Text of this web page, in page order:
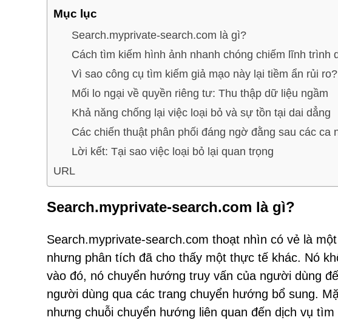
Mục lục
Search.myprivate-search.com là gì?
Cách tìm kiếm hình ảnh nhanh chóng chiếm lĩnh trình
Vì sao công cụ tìm kiếm giả mạo này lại tiềm ẩn rủi ro?
Mối lo ngại về quyền riêng tư: Thu thập dữ liệu ngầm
Khả năng chống lại việc loại bỏ và sự tồn tại dai dẳng
Các chiến thuật phân phối đáng ngờ đằng sau các ca
Lời kết: Tại sao việc loại bỏ lại quan trọng
URL
Search.myprivate-search.com là gì?
Search.myprivate-search.com thoạt nhìn có vẻ là
nhưng phân tích đã cho thấy một thực tế khác. Nó
vào đó, nó chuyển hướng truy vấn của người dùng
người dùng qua các trang chuyển hướng bổ sung.
nhưng chuỗi chuyển hướng liên quan đến dịch vụ